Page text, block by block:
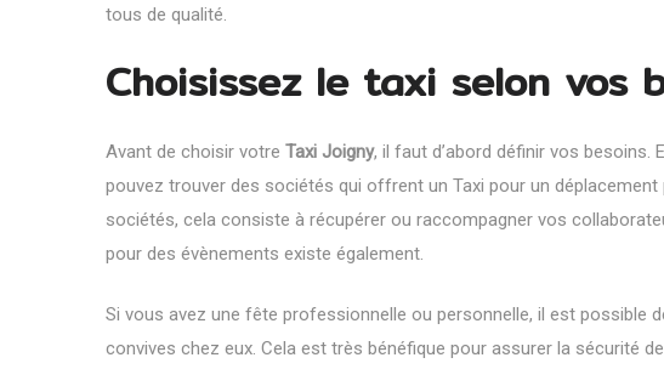
tous de qualité.
Choisissez le taxi selon vos
Avant de choisir votre Taxi Joigny, il faut d’abord définir vos besoins.
pouvez trouver des sociétés qui offrent un Taxi pour un
sociétés, cela consiste à récupérer ou raccompagner vos
pour des évènements existe également.
Si vous avez une fête professionnelle ou personnelle, il est possible
convives chez eux. Cela est très bénéfique pour assurer la sécurité